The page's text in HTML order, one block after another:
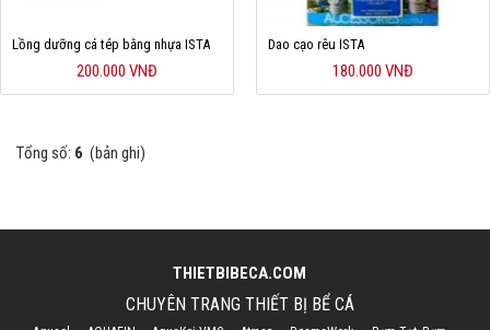
Lồng dưỡng cá tép bằng nhựa ISTA
200.000 VNĐ
Dao cạo rêu ISTA
180.000 VNĐ
Tổng số: 6 (bản ghi)
THIETBIBECA.COM
CHUYÊN TRANG THIẾT BỊ BỂ CÁ